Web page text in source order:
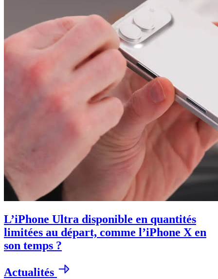
L’iPhone Ultra disponible en quantités
limitées au départ, comme l’iPhone X en
son temps ?
Actualités